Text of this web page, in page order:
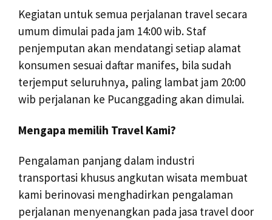
Kegiatan untuk semua perjalanan travel secara
umum dimulai pada jam 14:00 wib. Staf
penjemputan akan mendatangi setiap alamat
konsumen sesuai daftar manifes, bila sudah
terjemput seluruhnya, paling lambat jam 20:00
wib perjalanan ke Pucanggading akan dimulai.
Mengapa memilih Travel Kami?
Pengalaman panjang dalam industri
transportasi khusus angkutan wisata membuat
kami berinovasi menghadirkan pengalaman
perjalanan menyenangkan pada jasa travel door